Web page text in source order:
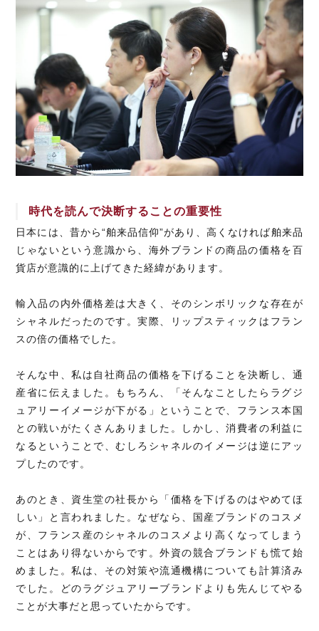
時代を読んで決断することの重要性
日本には、昔から“舶来品信仰”があり、高くなければ舶来品
じゃないという意識から、海外ブランドの商品の価格を百
貨店が意識的に上げてきた経緯があります。
輸入品の内外価格差は大きく、そのシンボリックな存在が
シャネルだったのです。実際、リップスティックはフラン
スの倍の価格でした。
そんな中、私は自社商品の価格を下げることを決断し、通
産省に伝えました。もちろん、「そんなことしたらラグジ
ュアリーイメージが下がる」ということで、フランス本国
との戦いがたくさんありました。しかし、消費者の利益に
なるということで、むしろシャネルのイメージは逆にアッ
プしたのです。
あのとき、資生堂の社長から「価格を下げるのはやめてほ
しい」と言われました。なぜなら、国産ブランドのコスメ
が、フランス産のシャネルのコスメより高くなってしまう
ことはあり得ないからです。外資の競合ブランドも慌て始
めました。私は、その対策や流通機構についても計算済み
でした。どのラグジュアリーブランドよりも先んじてやる
ことが大事だと思っていたからです。